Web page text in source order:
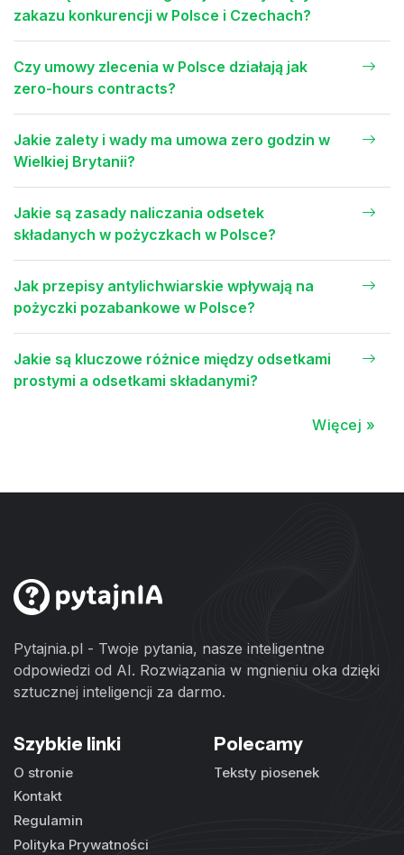
zakazu konkurencji w Polsce i Czechach?
Czy umowy zlecenia w Polsce działają jak
zero-hours contracts?
Jakie zalety i wady ma umowa zero godzin w
Wielkiej Brytanii?
Jakie są zasady naliczania odsetek
składanych w pożyczkach w Polsce?
Jak przepisy antylichwiarskie wpływają na
pożyczki pozabankowe w Polsce?
Jakie są kluczowe różnice między odsetkami
prostymi a odsetkami składanymi?
Więcej »
Pytajnia.pl - Twoje pytania, nasze inteligentne
odpowiedzi od AI. Rozwiązania w mgnieniu oka dzięki
sztucznej inteligencji za darmo.
Szybkie linki
O stronie
Kontakt
Regulamin
Polityka Prywatności
Polecamy
Teksty piosenek